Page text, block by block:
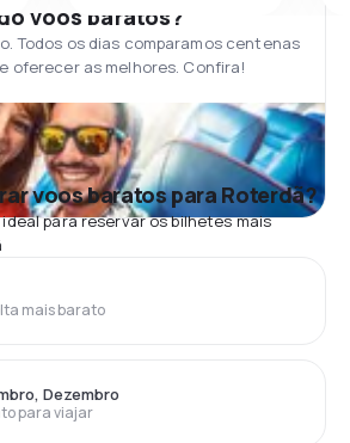
voos baratos?
Todos os dias comparamos centenas
oferecer as melhores. Confira!
voos baratos para Roterdã?
para reservar os bilhetes mais
mais barato
para viajar
Dezembro